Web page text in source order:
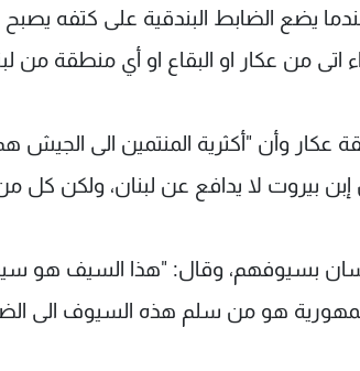
يضع الضابط البندقية على كتفه
اتى من عكار او البقاع او أي منطقة من
وأن "أكثرية المنتمين الى الجيش هم
إبن بيروت لا يدافع عن لبنان، ولكن كل
بسيوفهم، وقال: "هذا السيف هو
هو من سلم هذه السيوف الى